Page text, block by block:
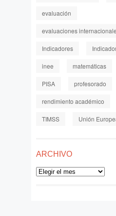
evaluación
evaluaciones
Indicadores
inee matemáticas
PISA profesorado
rendimiento académico
TIMSS Unión
ARCHIVO
Archivo